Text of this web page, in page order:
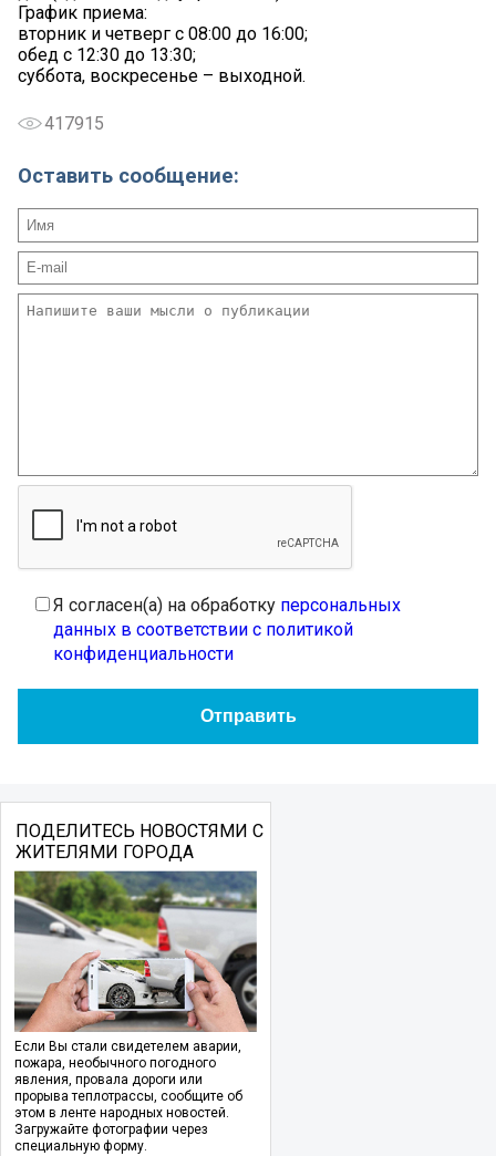
График приема:
вторник и четверг с 08:00 до 16:00;
обед с 12:30 до 13:30;
суббота, воскресенье – выходной.
417915
Оставить сообщение:
Я согласен(а) на обработку персональных
данных в соответствии с политикой
конфиденциальности
ПОДЕЛИТЕСЬ НОВОСТЯМИ С
ЖИТЕЛЯМИ ГОРОДА
Если Вы стали свидетелем аварии,
пожара, необычного погодного
явления, провала дороги или
прорыва теплотрассы, сообщите об
этом в ленте народных новостей.
Загружайте фотографии через
специальную форму.